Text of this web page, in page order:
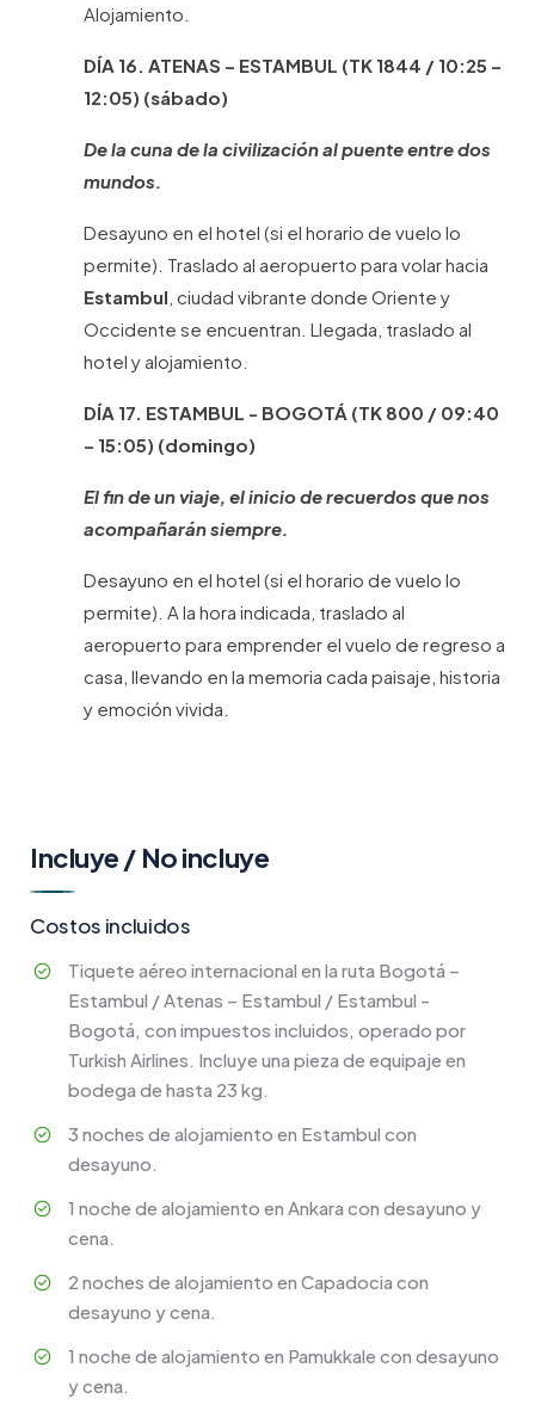
Alojamiento.
DÍA 16. ATENAS – ESTAMBUL (TK 1844 / 10:25 –
12:05) (sábado)
De la cuna de la civilización al puente entre dos
mundos.
Desayuno en el hotel (si el horario de vuelo lo
permite). Traslado al aeropuerto para volar hacia
Estambul , ciudad vibrante donde Oriente y
Occidente se encuentran. Llegada, traslado al
hotel y alojamiento.
DÍA 17. ESTAMBUL - BOGOTÁ (TK 800 / 09:40
– 15:05) (domingo)
El fin de un viaje, el inicio de recuerdos que nos
acompañarán siempre.
Desayuno en el hotel (si el horario de vuelo lo
permite). A la hora indicada, traslado al
aeropuerto para emprender el vuelo de regreso a
casa, llevando en la memoria cada paisaje, historia
y emoción vivida.
Incluye / No incluye
Costos incluidos
Tiquete aéreo internacional en la ruta Bogotá –
Estambul / Atenas – Estambul / Estambul -
Bogotá, con impuestos incluidos, operado por
Turkish Airlines. Incluye una pieza de equipaje en
bodega de hasta 23 kg.
3 noches de alojamiento en Estambul con
desayuno.
1 noche de alojamiento en Ankara con desayuno y
cena.
2 noches de alojamiento en Capadocia con
desayuno y cena.
1 noche de alojamiento en Pamukkale con desayuno
y cena.